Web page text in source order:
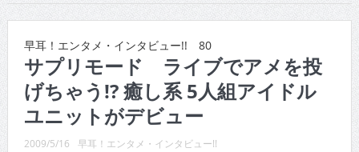
CINEMA×STYLE 289号
CINEMA×STYLE 288号
CINEMA×STYLE 287号
CINEMA×STYLE 286号
CINEMA×STYLE 285号
早耳！エンタメ・インタビュー!! 80
サプリモード ライブでアメを投
げちゃう!? 癒し系 5人組アイドル
ユニットがデビュー
2009/5/16 早耳！エンタメ・インタビュー!!